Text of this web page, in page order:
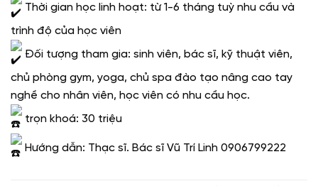
Thời gian học linh hoạt: từ 1-6 tháng tuỳ nhu cầu và
trình độ của học viên
Đối tượng tham gia: sinh viên, bác sĩ, kỹ thuật viên,
chủ phòng gym, yoga, chủ spa đào tạo nâng cao tay
nghề cho nhân viên, học viên có nhu cầu học.
trọn khoá: 30 triệu
Hướng dẫn: Thạc sĩ. Bác sĩ Vũ Trí Linh 0906799222